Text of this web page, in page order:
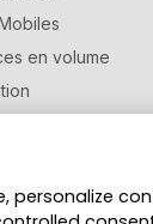
en volume
réservés.
personalize